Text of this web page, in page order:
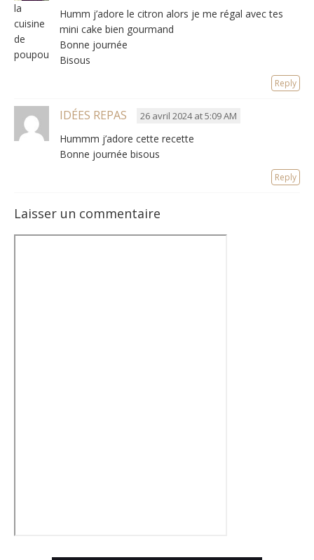
la
cuisine
de
poupoule
Humm j’adore le citron alors je me régal avec tes
mini cake bien gourmand
Bonne journée
Bisous
Reply
IDÉES REPAS 26 avril 2024 at 5:09 AM
Hummm j’adore cette recette
Bonne journée bisous
Reply
Laisser un commentaire